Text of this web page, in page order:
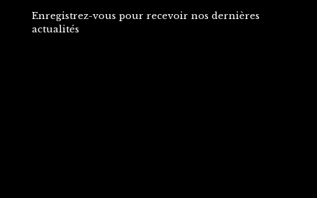
Enregistrez-vous pour recevoir nos dernières
actualités